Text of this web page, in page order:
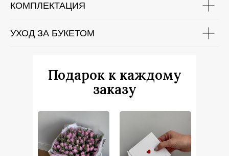
КОМПЛЕКТАЦИЯ
УХОД ЗА БУКЕТОМ
Подарок к каждому
заказу